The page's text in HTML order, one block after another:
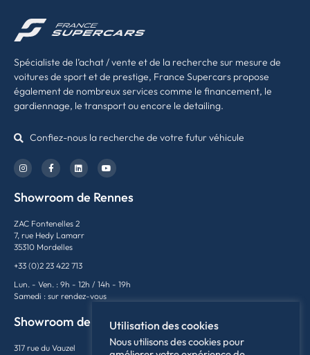
Spécialiste de l’achat / vente et de la recherche sur mesure de
voitures de sport et de prestige, France Supercars propose
également de nombreux services comme le financement, le
gardiennage, le transport ou encore le detailing.
Confiez-nous la recherche de votre futur véhicule
Showroom de Rennes
ZAC Fontenelles 2
7, rue Hedy Lamarr
35310 Mordelles
+33 (0)2 23 422 713
Lun. - Ven. : 9h - 12h / 14h - 19h
Samedi : sur rendez-vous
Showroom de Lyon
317 rue du Vauzel
Utilisation des cookies
Nous utilisons des cookies pour